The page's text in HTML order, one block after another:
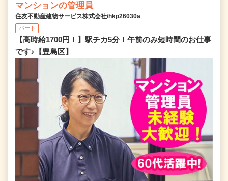
マンションの管理員
住友不動産建物サービス株式会社/hkp26030a
パート
【高時給1700円！】駅チカ5分！午前のみ短時間のお仕事
です♪【豊島区】